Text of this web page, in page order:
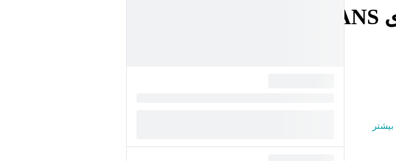
مانیتورینگ مداوم و عملیات امنیت سایبری SANS
بیشتر